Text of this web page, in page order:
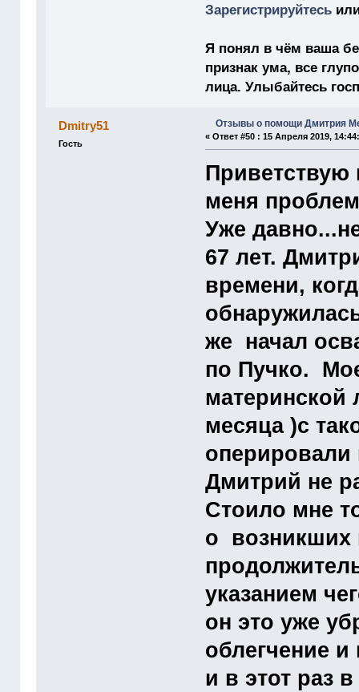
Зарегистрируйтесь
Я понял в чём ваша
признак ума, все
лица. Улыбайтесь
Dmitry51
Гость
Отзывы о помощи Дмитрия
«Ответ #50 : 15 Апреля 2019,
Приветствую
меня
Уже
67 лет.
времени,
же начал
по Пучко.
материнской
месяца )с
Дмитрий не
Стоило мне
о возникших
указанием
он это уже
облегчение
и в этот раз